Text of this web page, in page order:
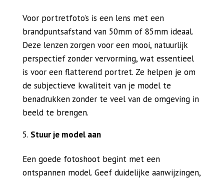
Voor portretfoto’s is een lens met een
brandpuntsafstand van 50mm of 85mm ideaal.
Deze lenzen zorgen voor een mooi, natuurlijk
perspectief zonder vervorming, wat essentieel
is voor een flatterend portret. Ze helpen je om
de subjectieve kwaliteit van je model te
benadrukken zonder te veel van de omgeving in
beeld te brengen.
Stuur je model aan
Een goede fotoshoot begint met een
ontspannen model. Geef duidelijke aanwijzingen,